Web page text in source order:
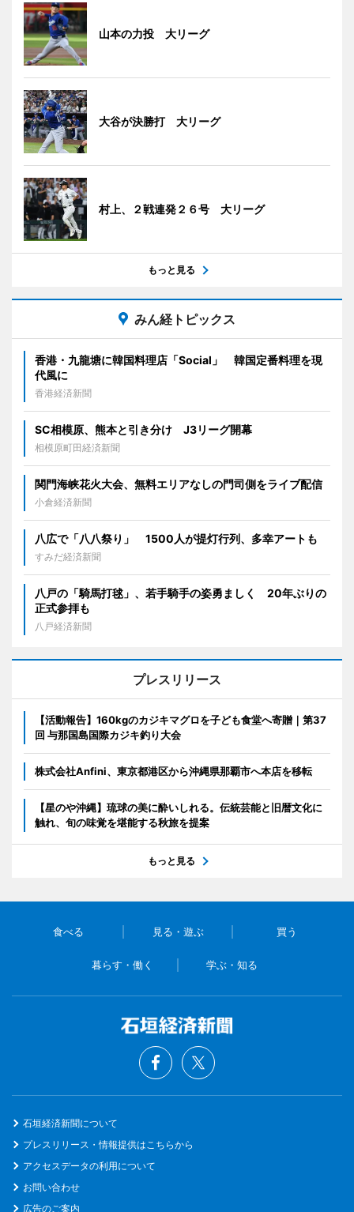
山本の力投 大リーグ
大谷が決勝打 大リーグ
村上、２戦連発２６号 大リーグ
もっと見る
みん経トピックス
香港・九龍塘に韓国料理店「Social」 韓国定番料理を現
代風に
香港経済新聞
SC相模原、熊本と引き分け J3リーグ開幕
相模原町田経済新聞
関門海峡花火大会、無料エリアなしの門司側をライブ配信
小倉経済新聞
八広で「八八祭り」 1500人が提灯行列、多幸アートも
すみだ経済新聞
八戸の「騎馬打毬」、若手騎手の姿勇ましく 20年ぶりの
正式参拝も
八戸経済新聞
プレスリリース
【活動報告】160kgのカジキマグロを子ども食堂へ寄贈｜第37
回 与那国島国際カジキ釣り大会
株式会社Anfini、東京都港区から沖縄県那覇市へ本店を移転
【星のや沖縄】琉球の美に酔いしれる。伝統芸能と旧暦文化に
触れ、旬の味覚を堪能する秋旅を提案
もっと見る
食べる 見る・遊ぶ 買う
暮らす・働く 学ぶ・知る
石垣経済新聞について
プレスリリース・情報提供はこちらから
アクセスデータの利用について
お問い合わせ
広告のご案内